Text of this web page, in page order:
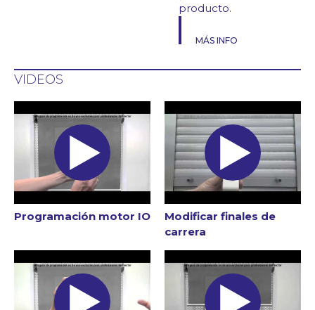
VIDEOS
Programación motor IO
Modificar finales de
carrera
producto.
MÁS INFO